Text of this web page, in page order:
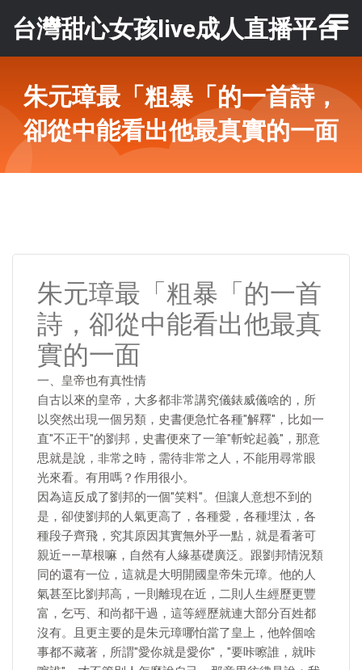
台灣甜心女孩live成人直播平台
朱元璋最「粗暴「的一首詩，
卻從中能看出他最真實的一面
朱元璋最「粗暴「的一首
詩，卻從中能看出他最真
實的一面
一、皇帝也有真性情
自古以來的皇帝，大多都非常講究儀錶威儀啥的，所
以突然出現一個另類，史書便急忙各種"解釋"，比如一
直"不正干"的劉邦，史書便來了一筆"斬蛇起義"，那意
思就是說，非常之時，需待非常之人，不能用尋常眼
光來看。有用嗎？作用很小。
因為這反成了劉邦的一個"笑料"。但讓人意想不到的
是，卻使劉邦的人氣更高了，各種愛，各種埋汰，各
種段子齊飛，究其原因其實無外乎一點，就是看著可
親近——草根嘛，自然有人緣基礎廣泛。跟劉邦情況類
同的還有一位，這就是大明開國皇帝朱元璋。他的人
氣甚至比劉邦高，一則離現在近，二則人生經歷更豐
富，乞丐、和尚都干過，這等經歷就連大部分百姓都
沒有。且更主要的是朱元璋哪怕當了皇上，他幹個啥
事都不藏著，所謂"愛你就是愛你"，"要咔嚓誰，就咔